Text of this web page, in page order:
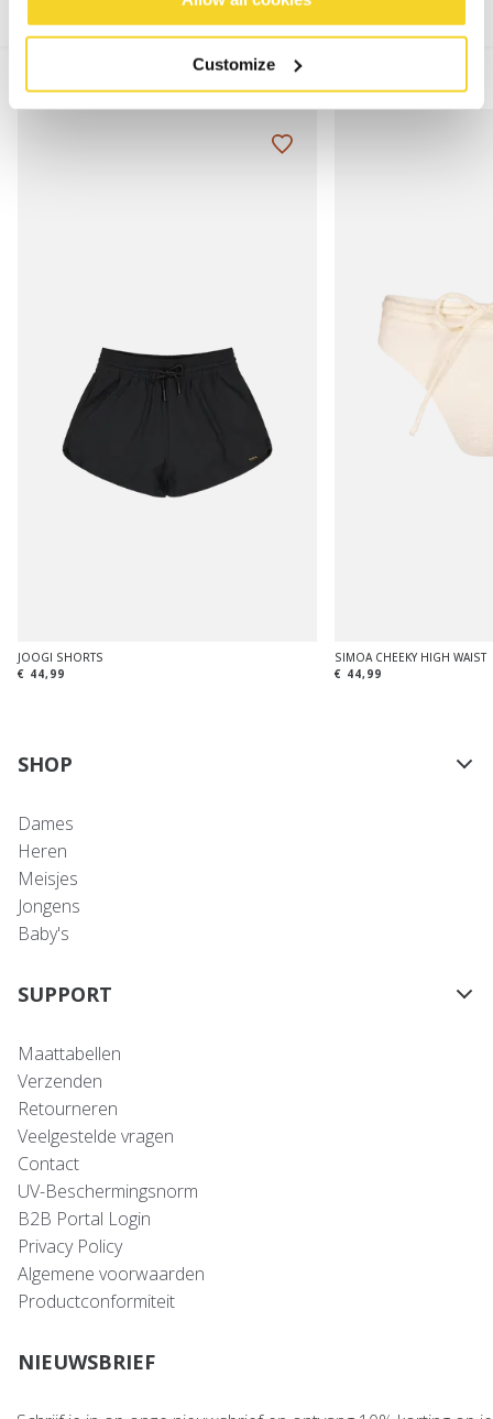
Customize
JOOGI SHORTS
€ 44,99
SIMOA CHEEKY HIGH WAIST
€ 44,99
SHOP
Dames
Heren
Meisjes
Jongens
Baby's
SUPPORT
Maattabellen
Verzenden
Retourneren
Veelgestelde vragen
Contact
UV-Beschermingsnorm
B2B Portal Login
Privacy Policy
Algemene voorwaarden
Productconformiteit
NIEUWSBRIEF